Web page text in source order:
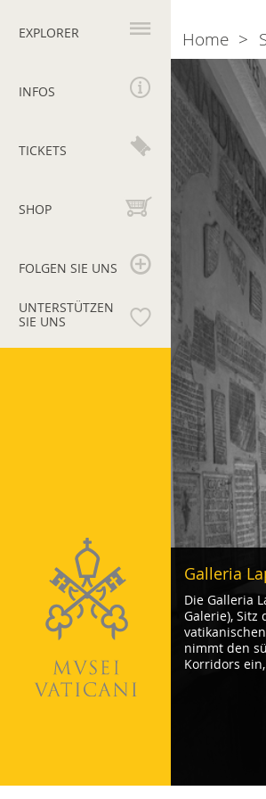
EXPLORER
INFOS
TICKETS
SHOP
FOLGEN SIE UNS
UNTERSTÜTZEN
SIE UNS
Galleria
Lapidaria
Galleria
Die Galleria
Galerie), Sitz
nimmt den
Korridors
Home